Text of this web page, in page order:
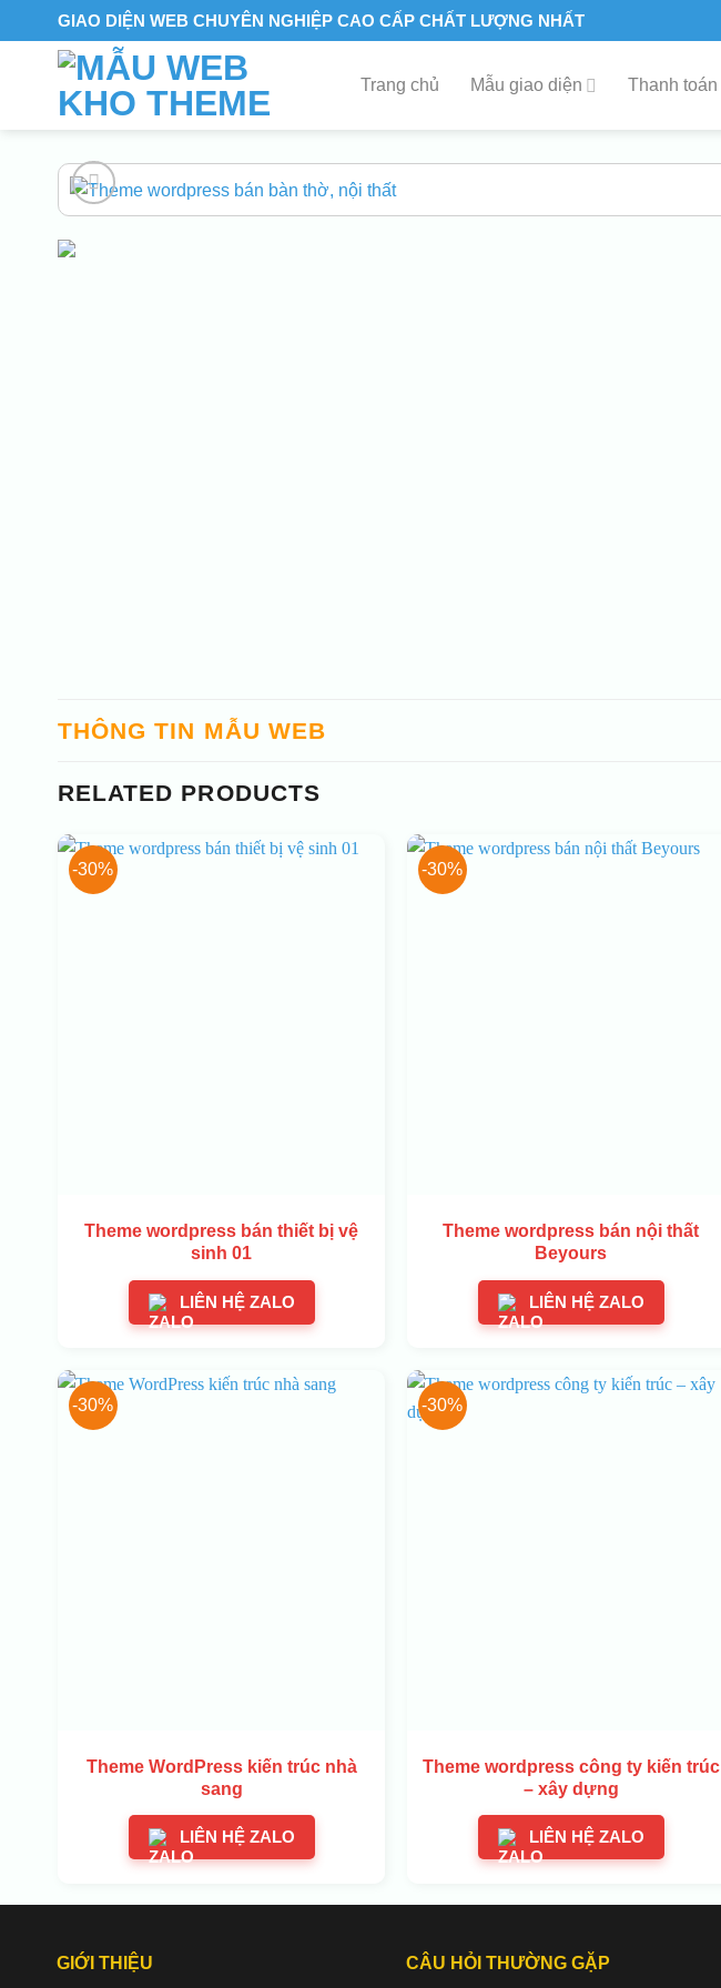
to
GIAO DIỆN WEB CHUYÊN NGHIỆP CAO CẤP CHẤT LƯỢNG NHẤT
Trang chủ Mẫu giao diện Thanh toán
THÔNG TIN MẪU WEB
RELATED PRODUCTS
-30%
Theme wordpress bán thiết bị vệ
sinh 01
LIÊN HỆ ZALO
-30%
Theme wordpress bán nội thất
Beyours
LIÊN HỆ ZALO
-30%
Theme WordPress kiến trúc nhà
sang
LIÊN HỆ ZALO
-30%
Theme wordpress công ty kiến trúc
– xây dựng
LIÊN HỆ ZALO
GIỚI THIỆU CÂU HỎI THƯỜNG GẶP